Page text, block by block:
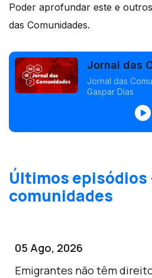
Poder aprofundar este e
das Comunidades.
Jornal das
Edição
Jornal das
Gaspar Dias
Últimos episódios
comunidades
05 Ago, 2026
Emigrantes não têm